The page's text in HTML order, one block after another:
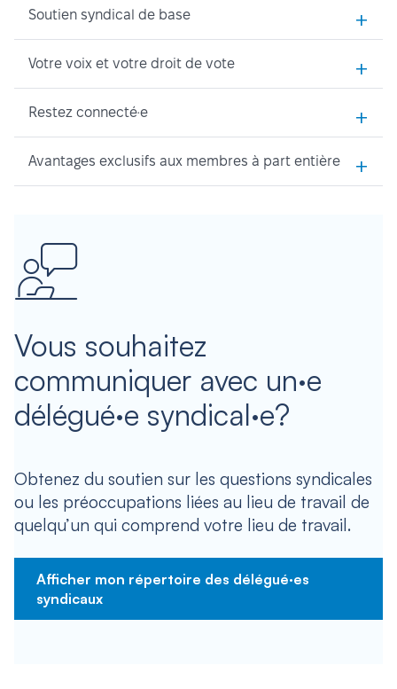
Soutien syndical de base +
Votre voix et votre droit de vote +
Restez connecté·e +
Avantages exclusifs aux membres à part entière +
Vous souhaitez
communiquer avec un·e
délégué·e syndical·e?
Obtenez du soutien sur les questions syndicales
ou les préoccupations liées au lieu de travail de
quelqu’un qui comprend votre lieu de travail.
Afficher mon répertoire des délégué·es
syndicaux